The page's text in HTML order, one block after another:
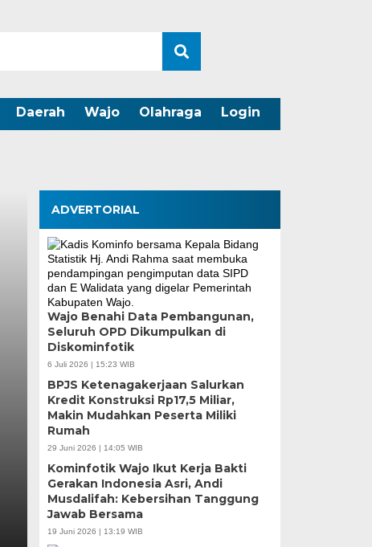
Daerah Wajo Olahraga Login
ADVERTORIAL
Wajo Benahi Data Pembangunan,
Seluruh OPD Dikumpulkan di
Diskominfotik
6 Juli 2026 | 15:23 WIB
BPJS Ketenagakerjaan Salurkan
Kredit Konstruksi Rp17,5 Miliar,
Makin Mudahkan Peserta Miliki
Rumah
29 Juni 2026 | 14:05 WIB
Kominfotik Wajo Ikut Kerja Bakti
Gerakan Indonesia Asri, Andi
Musdalifah: Kebersihan Tanggung
Jawab Bersama
19 Juni 2026 | 13:19 WIB